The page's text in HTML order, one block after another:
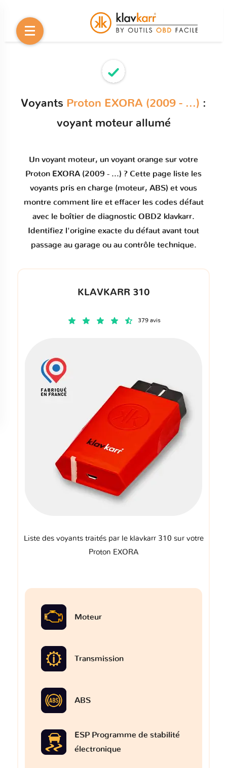
Voyants Proton EXORA (2009 - ...) :
voyant moteur allumé
Un voyant moteur, un voyant orange sur votre
Proton EXORA (2009 - ...) ? Cette page liste les
voyants pris en charge (moteur, ABS) et vous
montre comment lire et effacer les codes défaut
avec le boîtier de diagnostic OBD2 klavkarr.
Identifiez l'origine exacte du défaut avant tout
passage au garage ou au contrôle technique.
KLAVKARR 310
379 avis
Liste des voyants traités par le klavkarr 310 sur votre
Proton EXORA
Moteur
Transmission
ABS
ESP Programme de stabilité
électronique